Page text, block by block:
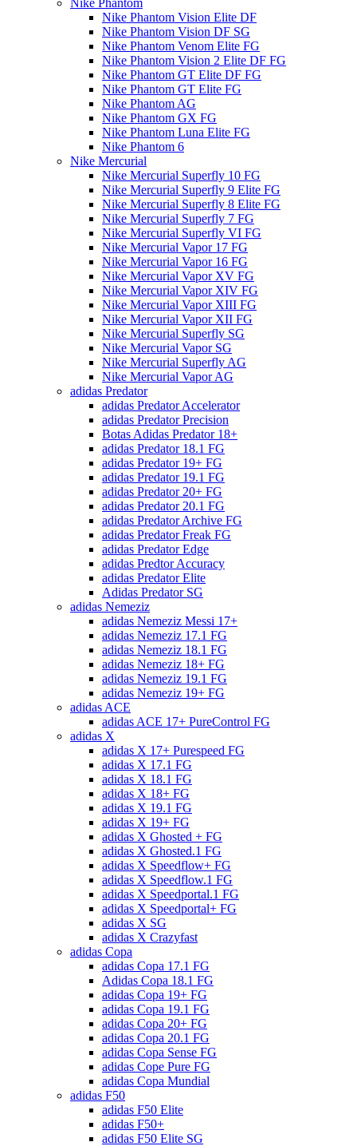
Nike Phantom
Nike Phantom Vision Elite DF
Nike Phantom Vision DF SG
Nike Phantom Venom Elite FG
Nike Phantom Vision 2 Elite DF FG
Nike Phantom GT Elite DF FG
Nike Phantom GT Elite FG
Nike Phantom AG
Nike Phantom GX FG
Nike Phantom Luna Elite FG
Nike Phantom 6
Nike Mercurial
Nike Mercurial Superfly 10 FG
Nike Mercurial Superfly 9 Elite FG
Nike Mercurial Superfly 8 Elite FG
Nike Mercurial Superfly 7 FG
Nike Mercurial Superfly VI FG
Nike Mercurial Vapor 17 FG
Nike Mercurial Vapor 16 FG
Nike Mercurial Vapor XV FG
Nike Mercurial Vapor XIV FG
Nike Mercurial Vapor XIII FG
Nike Mercurial Vapor XII FG
Nike Mercurial Superfly SG
Nike Mercurial Vapor SG
Nike Mercurial Superfly AG
Nike Mercurial Vapor AG
adidas Predator
adidas Predator Accelerator
adidas Predator Precision
Botas Adidas Predator 18+
adidas Predator 18.1 FG
adidas Predator 19+ FG
adidas Predator 19.1 FG
adidas Predator 20+ FG
adidas Predator 20.1 FG
adidas Predator Archive FG
adidas Predator Freak FG
adidas Predator Edge
adidas Predtor Accuracy
adidas Predator Elite
Adidas Predator SG
adidas Nemeziz
adidas Nemeziz Messi 17+
adidas Nemeziz 17.1 FG
adidas Nemeziz 18.1 FG
adidas Nemeziz 18+ FG
adidas Nemeziz 19.1 FG
adidas Nemeziz 19+ FG
adidas ACE
adidas ACE 17+ PureControl FG
adidas X
adidas X 17+ Purespeed FG
adidas X 17.1 FG
adidas X 18.1 FG
adidas X 18+ FG
adidas X 19.1 FG
adidas X 19+ FG
adidas X Ghosted + FG
adidas X Ghosted.1 FG
adidas X Speedflow+ FG
adidas X Speedflow.1 FG
adidas X Speedportal.1 FG
adidas X Speedportal+ FG
adidas X SG
adidas X Crazyfast
adidas Copa
adidas Copa 17.1 FG
Adidas Copa 18.1 FG
adidas Copa 19+ FG
adidas Copa 19.1 FG
adidas Copa 20+ FG
adidas Copa 20.1 FG
adidas Copa Sense FG
adidas Cope Pure FG
adidas Copa Mundial
adidas F50
adidas F50 Elite
adidas F50+
adidas F50 Elite SG